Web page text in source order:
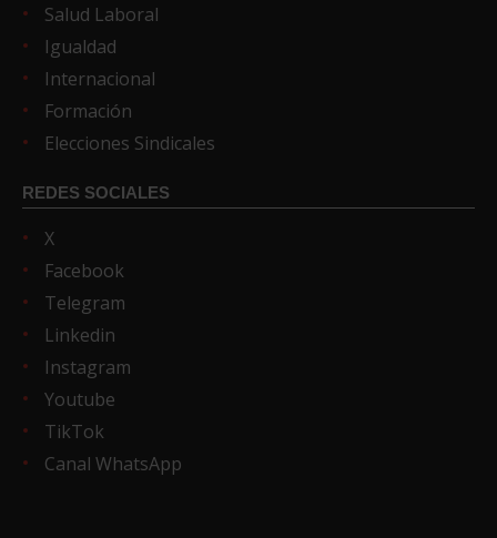
Salud Laboral
Igualdad
Internacional
Formación
Elecciones Sindicales
REDES SOCIALES
X
Facebook
Telegram
Linkedin
Instagram
Youtube
TikTok
Canal WhatsApp